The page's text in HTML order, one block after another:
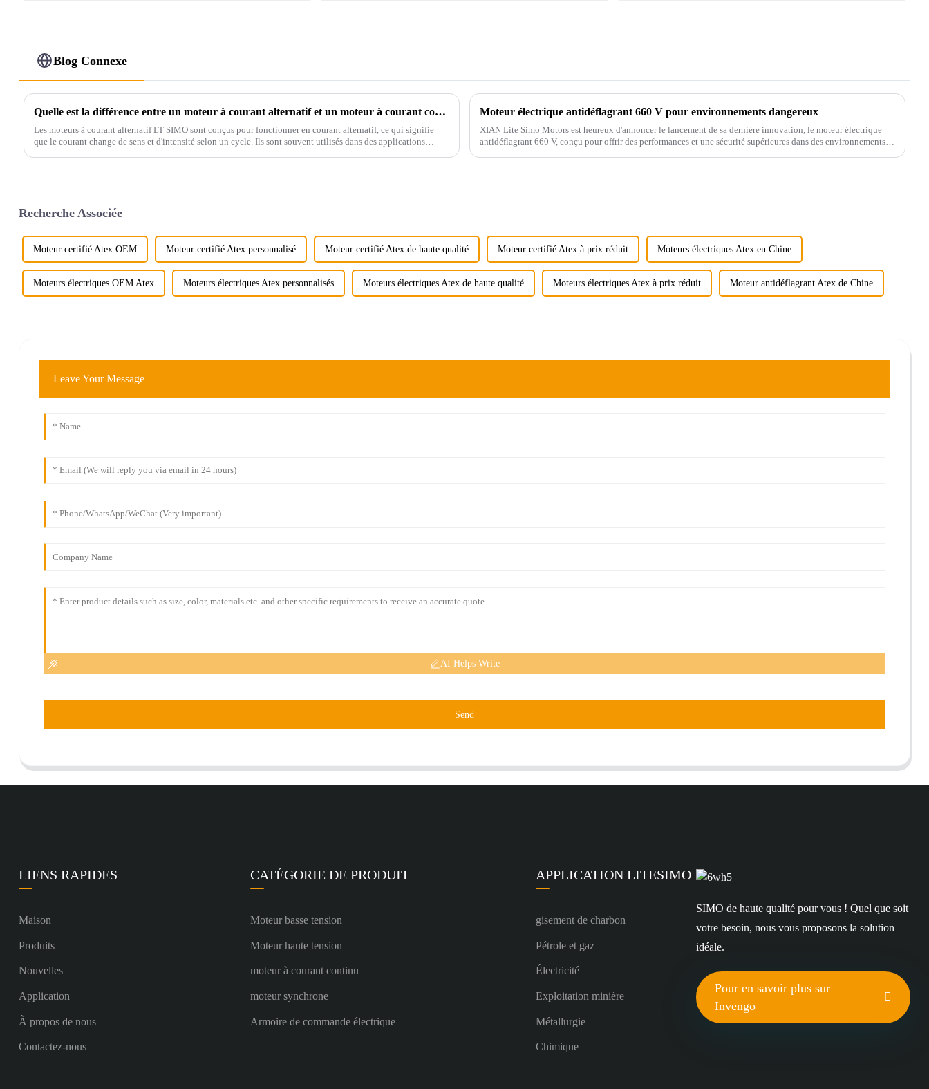
Blog Connexe
Quelle est la différence entre un moteur à courant alternatif et un moteur à courant continu ?
Les moteurs à courant alternatif LT SIMO sont conçus pour fonctionner en courant alternatif, ce qui signifie
que le courant change de sens et d'intensité selon un cycle. Ils sont souvent utilisés dans des applications
Moteur électrique antidéflagrant 660 V pour environnements dangereux
XIAN Lite Simo Motors est heureux d'annoncer le lancement de sa dernière innovation, le moteur électrique
antidéflagrant 660 V, conçu pour offrir des performances et une sécurité supérieures dans des environnements
Recherche Associée
Moteur certifié Atex OEM Moteur certifié Atex personnalisé Moteur certifié Atex de haute qualité Moteur certifié Atex à prix réduit Moteurs électriques Atex en Chine
Moteurs électriques OEM Atex Moteurs électriques Atex personnalisés Moteurs électriques Atex de haute qualité Moteurs électriques Atex à prix réduit Moteur antidéflagrant Atex de Chine
Leave Your Message
AI Helps Write
Send
LIENS RAPIDES
Maison
Produits
Nouvelles
Application
À propos de nous
Contactez-nous
CATÉGORIE DE PRODUIT
Moteur basse tension
Moteur haute tension
moteur à courant continu
moteur synchrone
Armoire de commande électrique
APPLICATION LITESIMO
gisement de charbon
Pétrole et gaz
Électricité
Exploitation minière
Métallurgie
Chimique
SIMO de haute qualité pour vous ! Quel que soit
votre besoin, nous vous proposons la solution
idéale.
Pour en savoir plus sur
Invengo